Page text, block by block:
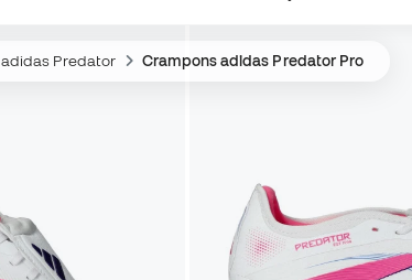
adidas Predator Crampons adidas Predator Pro